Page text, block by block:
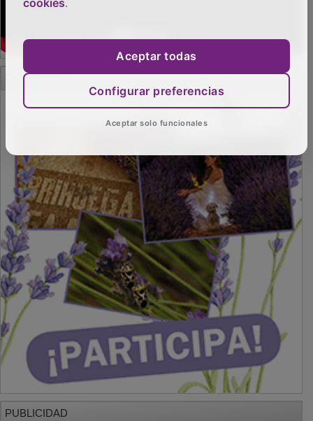
PUBLICIDAD
cookies.
Aceptar todas
Configurar preferencias
Aceptar solo funcionales